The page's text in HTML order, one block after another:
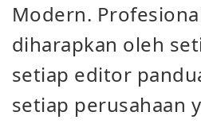
Modern.
diharapkan oleh
setiap editor
setiap perusahaan